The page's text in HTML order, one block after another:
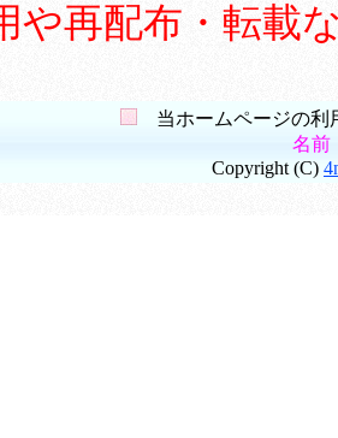
や再配布・転載
当ホームページの利
名前
Copyright (C)